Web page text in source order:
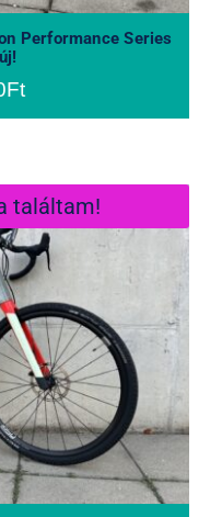
Performance Series
Ft
találtam!
One Rival